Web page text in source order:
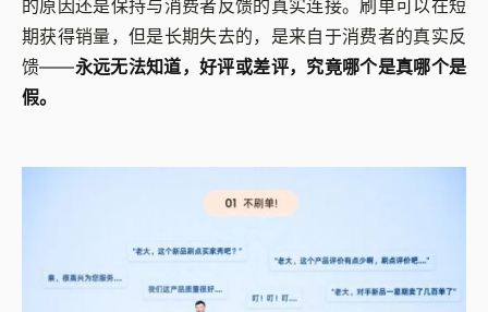
的原因还是保持与消费者反馈的真实连接。刷单可以在短
期获得销量，但是长期失去的，是来自于消费者的真实反
馈——永远无法知道，好评或差评，究竟哪个是真哪个是
假。